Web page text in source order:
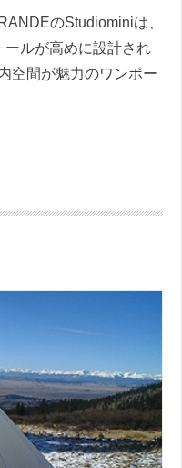
のStudiominiは、
ルが高めに設計され
空間が魅力のワンポー